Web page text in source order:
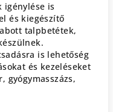
igénylése is
és kiegészítő
talpbetétek,
is lehetőség
és kezeléseket
gyógymasszázs,